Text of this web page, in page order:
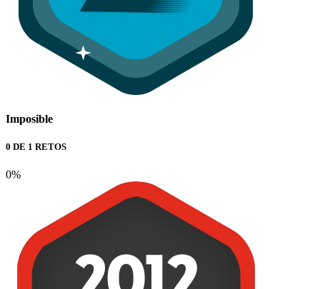
Imposible
0 DE 1 RETOS
0%